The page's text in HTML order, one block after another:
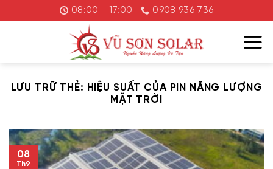
đến
08:00 - 17:00 0908 936 736
LƯU TRỮ THẺ: HIỆU SUẤT CỦA PIN NĂNG LƯỢNG
MẶT TRỜI
08
Th9